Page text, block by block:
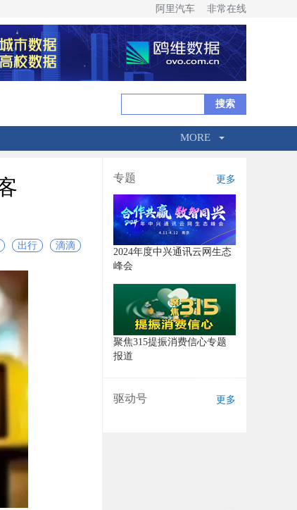
阿里汽车 非常在线
MORE
滴滴
出行
专题 更多
2024年度中兴通讯云网生态
峰会
聚焦315提振消费信心专题
报道
驱动号 更多